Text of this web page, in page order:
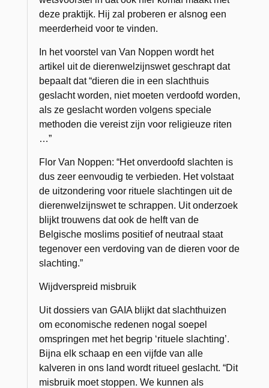
deze praktijk. Hij zal proberen er alsnog een
meerderheid voor te vinden.
In het voorstel van Van Noppen wordt het
artikel uit de dierenwelzijnswet geschrapt dat
bepaalt dat “dieren die in een slachthuis
geslacht worden, niet moeten verdoofd worden,
als ze geslacht worden volgens speciale
methoden die vereist zijn voor religieuze riten
…”
Flor Van Noppen: “Het onverdoofd slachten is
dus zeer eenvoudig te verbieden. Het volstaat
de uitzondering voor rituele slachtingen uit de
dierenwelzijnswet te schrappen. Uit onderzoek
blijkt trouwens dat ook de helft van de
Belgische moslims positief of neutraal staat
tegenover een verdoving van de dieren voor de
slachting.”
Wijdverspreid misbruik
Uit dossiers van GAIA blijkt dat slachthuizen
om economische redenen nogal soepel
omspringen met het begrip ‘rituele slachting’.
Bijna elk schaap en een vijfde van alle
kalveren in ons land wordt ritueel geslacht. “Dit
misbruik moet stoppen. We kunnen als